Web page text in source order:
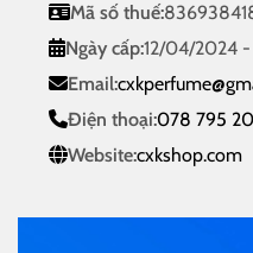
Mã số thuế:
Ngày cấp:12/04/2024
Email:
Điện thoại:078 795
Website:cxkshop.com